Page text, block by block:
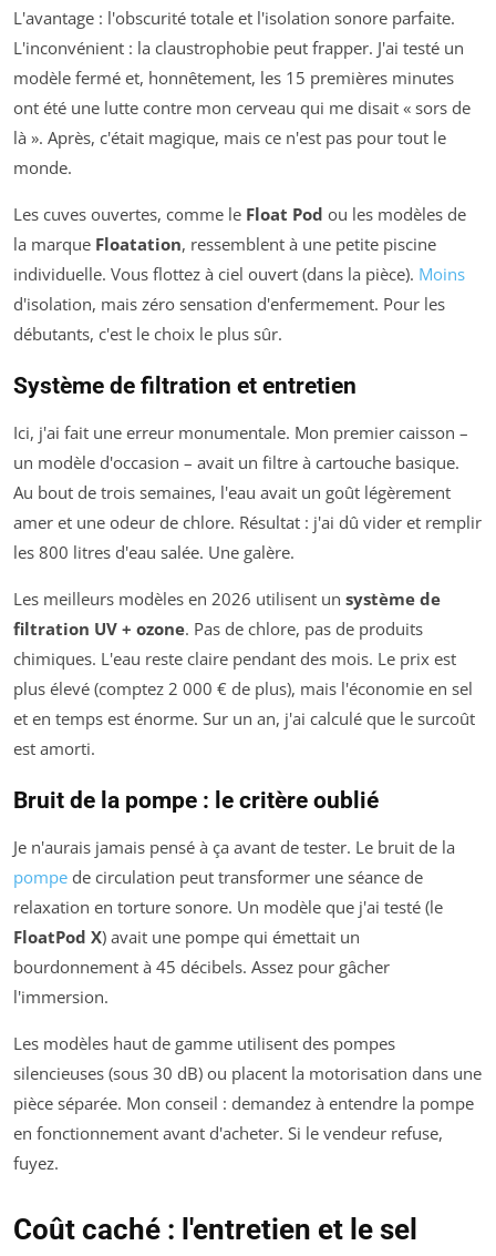
L'avantage : l'obscurité totale et l'isolation sonore parfaite.
L'inconvénient : la claustrophobie peut frapper. J'ai testé un
modèle fermé et, honnêtement, les 15 premières minutes
ont été une lutte contre mon cerveau qui me disait « sors de
là ». Après, c'était magique, mais ce n'est pas pour tout le
monde.
Les cuves ouvertes, comme le Float Pod ou les modèles de
la marque Floatation, ressemblent à une petite piscine
individuelle. Vous flottez à ciel ouvert (dans la pièce). Moins
d'isolation, mais zéro sensation d'enfermement. Pour les
débutants, c'est le choix le plus sûr.
Système de filtration et entretien
Ici, j'ai fait une erreur monumentale. Mon premier caisson –
un modèle d'occasion – avait un filtre à cartouche basique.
Au bout de trois semaines, l'eau avait un goût légèrement
amer et une odeur de chlore. Résultat : j'ai dû vider et remplir
les 800 litres d'eau salée. Une galère.
Les meilleurs modèles en 2026 utilisent un système de
filtration UV + ozone. Pas de chlore, pas de produits
chimiques. L'eau reste claire pendant des mois. Le prix est
plus élevé (comptez 2 000 € de plus), mais l'économie en sel
et en temps est énorme. Sur un an, j'ai calculé que le surcoût
est amorti.
Bruit de la pompe : le critère oublié
Je n'aurais jamais pensé à ça avant de tester. Le bruit de la
pompe de circulation peut transformer une séance de
relaxation en torture sonore. Un modèle que j'ai testé (le
FloatPod X) avait une pompe qui émettait un
bourdonnement à 45 décibels. Assez pour gâcher
l'immersion.
Les modèles haut de gamme utilisent des pompes
silencieuses (sous 30 dB) ou placent la motorisation dans une
pièce séparée. Mon conseil : demandez à entendre la pompe
en fonctionnement avant d'acheter. Si le vendeur refuse,
fuyez.
Coût caché : l'entretien et le sel